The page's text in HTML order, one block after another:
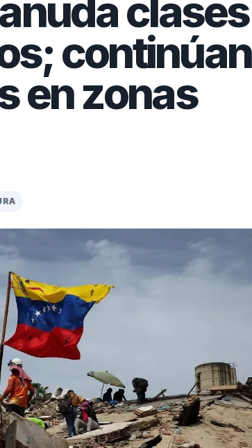
clases
continúan
en zonas